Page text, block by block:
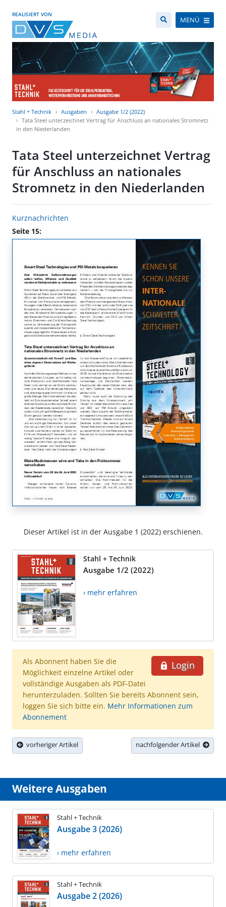
REALISIERT VON
MENÜ
Stahl + Technik Ausgaben
Ausgabe 1/2 (2022)
Tata Steel unterzeichnet Vertrag für Anschluss an nationales Stromnetz
in den Niederlanden
Tata Steel unterzeichnet Vertrag
für Anschluss an nationales
Stromnetz in den Niederlanden
Kurznachrichten
Seite 15:
Dieser Artikel ist in der Ausgabe 1 (2022) erschienen.
Stahl + Technik
Ausgabe 1/2 (2022)
› mehr erfahren
Login
Als Abonnent haben Sie die
Möglichkeit einzelne Artikel oder
vollständige Ausgaben als PDF-Datei
herunterzuladen. Sollten Sie bereits Abonnent sein,
loggen Sie sich bitte ein. Mehr Informationen zum
Abonnement
vorheriger Artikel nachfolgender Artikel
Weitere Ausgaben
Stahl + Technik
Ausgabe 3 (2026)
› mehr erfahren
Stahl + Technik
Ausgabe 2 (2026)